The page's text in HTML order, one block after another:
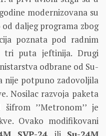
modernizovana su
daljeg programa zbog
poznata pod radnim
tri puta jeftinija. Drugi
odbrane od Su-
nije potpuno zadovoljila
Nosilac razvoja paketa
’’Metronom’’ je
Ovako modifikovani